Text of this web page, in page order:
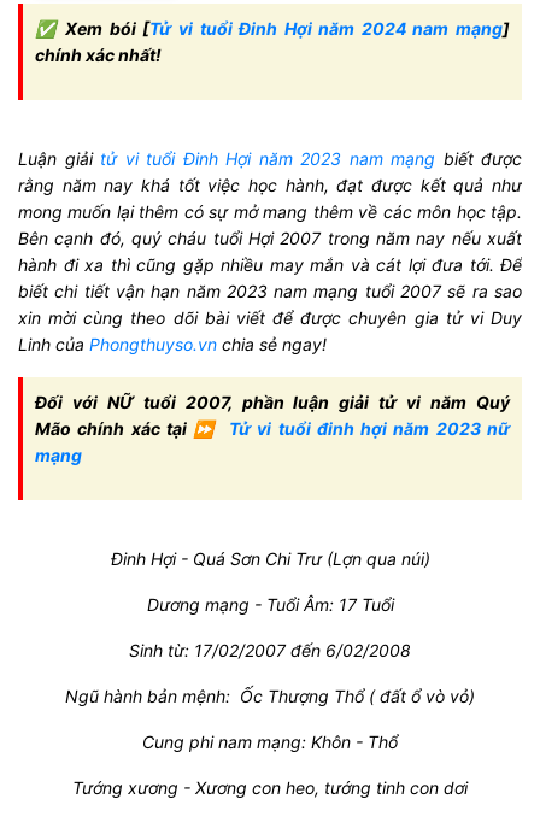
✅ Xem bói [Tử vi tuổi Đinh Hợi năm 2024 nam mạng]
chính xác nhất!
Luận giải tử vi tuổi Đinh Hợi năm 2023 nam mạng biết được
rằng năm nay khá tốt việc học hành, đạt được kết quả như
mong muốn lại thêm có sự mở mang thêm về các môn học tập.
Bên cạnh đó, quý cháu tuổi Hợi 2007 trong năm nay nếu xuất
hành đi xa thì cũng gặp nhiều may mắn và cát lợi đưa tới. Để
biết chi tiết vận hạn năm 2023 nam mạng tuổi 2007 sẽ ra sao
xin mời cùng theo dõi bài viết để được chuyên gia tử vi Duy
Linh của Phongthuyso.vn chia sẻ ngay!
Đối với NỮ tuổi 2007, phần luận giải tử vi năm Quý
Mão chính xác tại ⏩ Tử vi tuổi đinh hợi năm 2023 nữ
mạng
Đinh Hợi - Quá Sơn Chi Trư (Lợn qua núi)
Dương mạng - Tuổi Âm: 17 Tuổi
Sinh từ: 17/02/2007 đến 6/02/2008
Ngũ hành bản mệnh: Ốc Thượng Thổ ( đất ổ vò vỏ)
Cung phi nam mạng: Khôn - Thổ
Tướng xương - Xương con heo, tướng tinh con dơi